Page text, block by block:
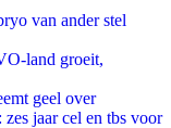
van ander stel
land groeit,
geel over
jaar cel en tbs voor